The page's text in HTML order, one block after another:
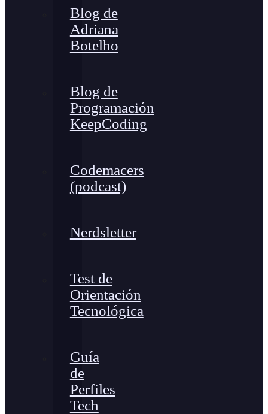
Blog de
Adriana
Botelho
Blog de
Programación
KeepCoding
Codemacers
(podcast)
Nerdsletter
Test de
Orientación
Tecnológica
Guía
de
Perfiles
Tech